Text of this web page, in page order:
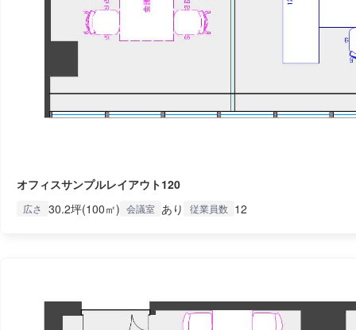
オフィスサンプルレイアウト120
広さ 30.2坪(100㎡) 会議室 あり 従業員数 12